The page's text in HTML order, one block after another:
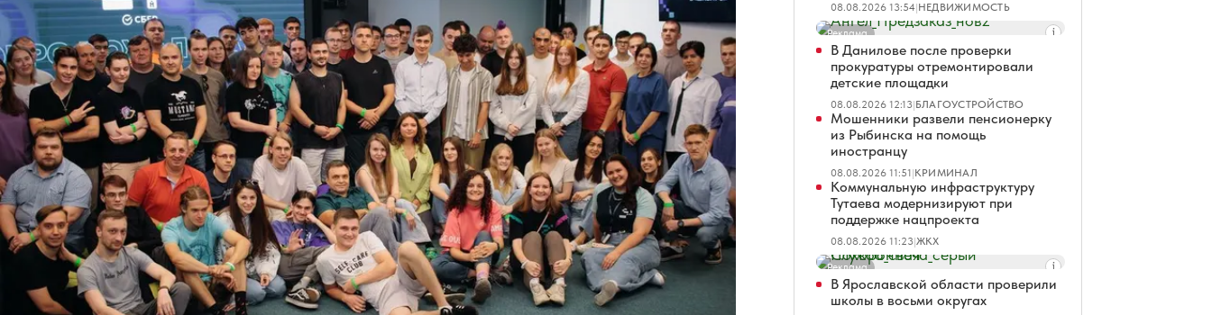
08.08.2026 13:54|НЕДВИЖИМОСТЬ
Реклама
В Данилове после проверки
прокуратуры отремонтировали
детские площадки
08.08.2026 12:13|БЛАГОУСТРОЙСТВО
Мошенники развели пенсионерку
из Рыбинска на помощь
иностранцу
08.08.2026 11:51|КРИМИНАЛ
Коммунальную инфраструктуру
Тутаева модернизируют при
поддержке нацпроекта
08.08.2026 11:23|ЖКХ
Реклама
В Ярославской области проверили
школы в восьми округах